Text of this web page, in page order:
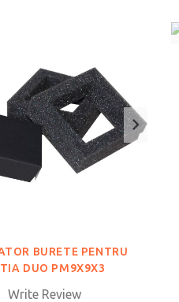
BURETE PENTRU
DUO PM9X9X3
Write Review